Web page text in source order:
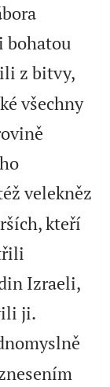
bohatou
z bitvy,
všechny
velekněz
kteří
Izraeli,
ji.